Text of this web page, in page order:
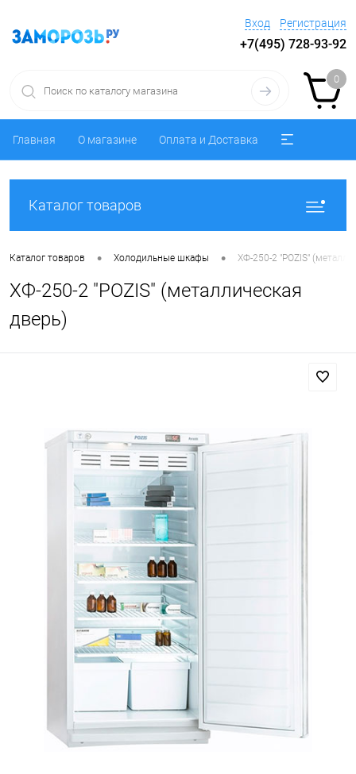
Вход Регистрация
+7(495) 728-93-92
0
Главная О магазине Оплата и Доставка
Каталог товаров
Каталог товаров • Холодильные шкафы • ХФ-250-2 "POZIS"
ХФ-250-2 "POZIS" (металлическая
дверь)